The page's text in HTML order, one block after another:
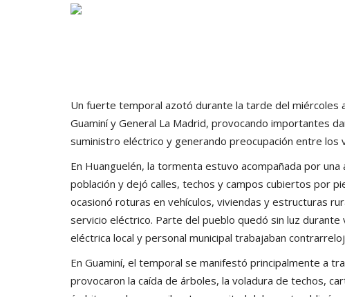
Un fuerte temporal azotó durante la tarde del miércoles
Guaminí y General La Madrid, provocando importantes
suministro eléctrico y generando preocupación entre los
En Huanguelén, la tormenta estuvo acompañada por
población y dejó calles, techos y campos cubiertos por
ocasionó roturas en vehículos, viviendas y estructuras
servicio eléctrico. Parte del pueblo quedó sin luz
eléctrica local y personal municipal trabajaban
En Guaminí, el temporal se manifestó principalmente a
provocaron la caída de árboles, la voladura de techos,